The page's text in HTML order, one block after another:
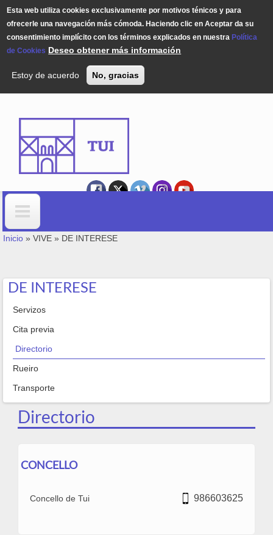
Esta web utiliza cookies exclusivamente por motivos ténicos y para
ofrecerle una navegación más cómoda. Haciendo clic en Aceptar da su
consentimiento implícito con los términos explicados en nuestra Política
de Cookies Deseo obtener más información
Estoy de acuerdo No, gracias
Formulario de búsqueda
USTED ESTÁ AQUÍ
Inicio » VIVE » DE INTERESE
DE INTERESE
Servizos
Cita previa
Directorio
Rueiro
Transporte
Directorio
CONCELLO
Concello de Tui 986603625